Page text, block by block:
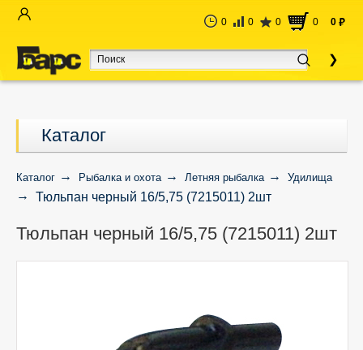
0 0 0 0 0 руб
Каталог
Каталог Рыбалка и охота Летняя рыбалка Удилища
Тюльпан черный 16/5,75 (7215011) 2шт
Тюльпан черный 16/5,75 (7215011) 2шт